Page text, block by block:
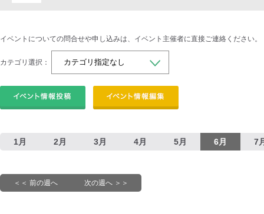
イベントについての問合せや申し込みは、イベント主催者に直接ご連絡ください。
カテゴリ選択：
1月 2月 3月 4月 5月 6月 7
＜＜ 前の週へ 次の週へ ＞＞